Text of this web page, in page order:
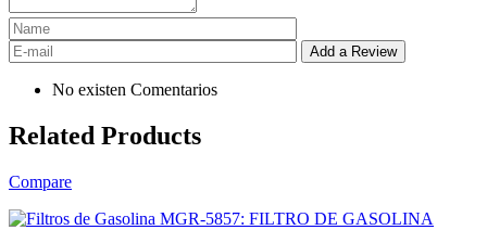
No existen Comentarios
Related Products
Compare